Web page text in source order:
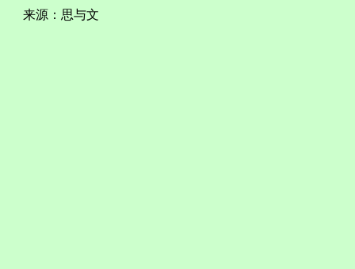
来源：思与文